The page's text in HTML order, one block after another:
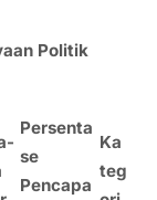
Politik
Persenta
se
Pencapa
Ka
teg